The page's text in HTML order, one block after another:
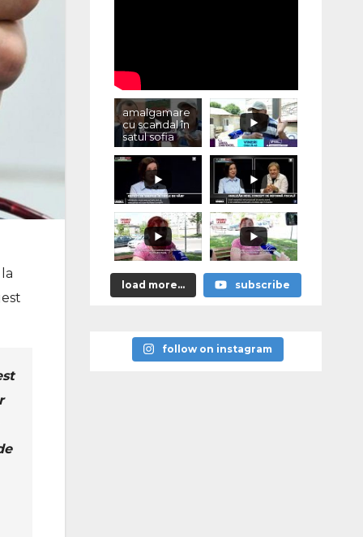
amalgamare
cu scandal în
satul sofia
load more... subscribe
follow on instagram